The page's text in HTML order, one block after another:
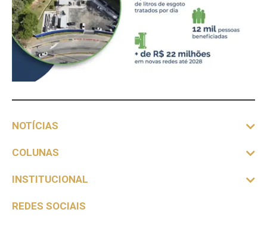
NOTÍCIAS
COLUNAS
INSTITUCIONAL
REDES SOCIAIS